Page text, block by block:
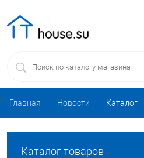
Главная Новости Каталог
Каталог товаров